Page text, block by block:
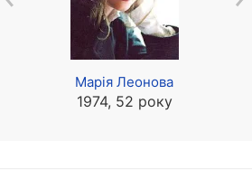
Марія Леонова
1974, 52 року